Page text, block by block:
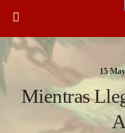
15
Mientras